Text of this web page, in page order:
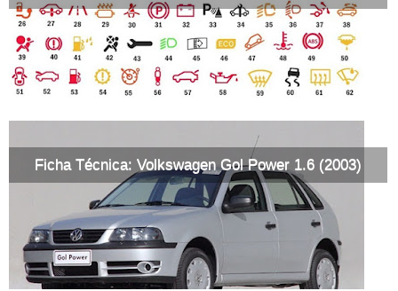
Ficha Técnica: Volkswagen Gol Power 1.6 (2003)